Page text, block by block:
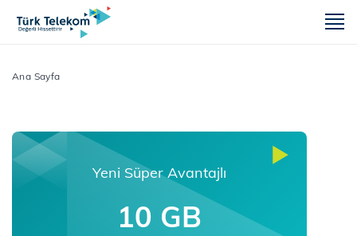
Ana Sayfa
Yeni Süper Avantajlı
10 GB